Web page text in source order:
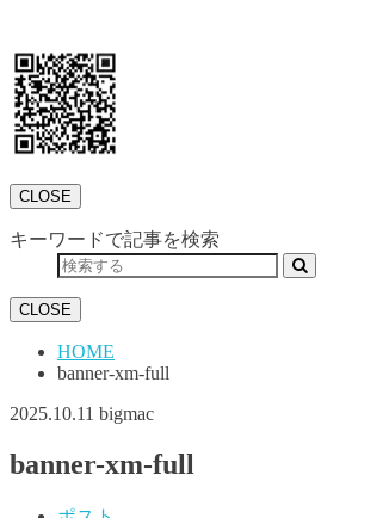
CLOSE
キーワードで記事を検索
CLOSE
HOME
banner-xm-full
2025.10.11 bigmac
banner-xm-full